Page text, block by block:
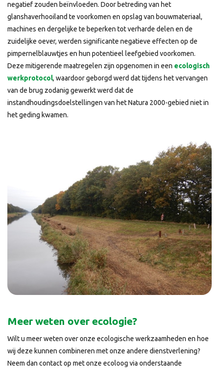
negatief zouden beïnvloeden. Door betreding van het
glanshaverhooiland te voorkomen en opslag van bouwmateriaal,
machines en dergelijke te beperken tot verharde delen en de
zuidelijke oever, werden significante negatieve effecten op de
pimpernelblauwtjes en hun potentieel leefgebied voorkomen.
Deze mitigerende maatregelen zijn opgenomen in een ecologisch
werkprotocol, waardoor geborgd werd dat tijdens het vervangen
van de brug zodanig gewerkt werd dat de
instandhoudingsdoelstellingen van het Natura 2000-gebied niet in
het geding kwamen.
Meer weten over ecologie?
Wilt u meer weten over onze ecologische werkzaamheden en hoe
wij deze kunnen combineren met onze andere dienstverlening?
Neem dan contact op met onze ecoloog via onderstaande